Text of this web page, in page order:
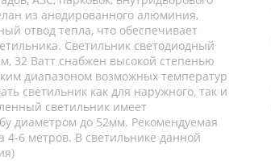
из анодированного алюминия,
отвод тепла, что обеспечивает
Светильник светодиодный
32 Ватт снабжен высокой степенью
диапазоном возможных температур
светильник как для наружного, так и
светильник имеет
диаметром до 52мм. Рекомендуемая
4-6 метров. В светильнике данной